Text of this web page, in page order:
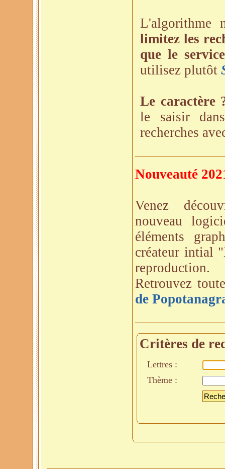
L'algorithme
limitez les
que le
utilisez plutôt
Le caractère
le saisir
recherches
Nouveauté
Venez
nouveau
éléments
créateur intial
reproduction.
Retrouvez
de
Critères de
Lettres :
Thème :